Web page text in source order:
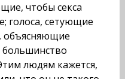
чтобы секса
голоса, сетующие
объясняющие
людям кажется,